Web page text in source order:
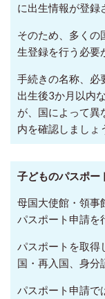
に出生情報が登録
そのため、多くの
生登録を行う必要
手続きの名称、必
出生後3か月以内
が、国によって異
内を確認しましょ
子どものパスポー
母国大使館・領事
パスポート申請を
パスポートを取得
国・再入国、身分
パスポート申請で